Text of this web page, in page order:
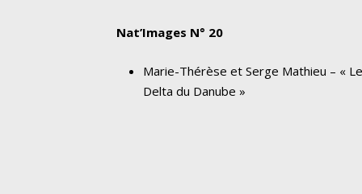
Nat’Images N° 20
Marie-Thérèse et Serge Mathieu – « Le
Delta du Danube »